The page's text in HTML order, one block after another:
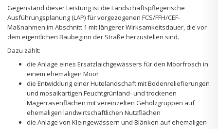
Gegenstand dieser Leistung ist die Landschaftspflegerische
Ausführungsplanung (LAP) für vorgezogenen FCS/FFH/CEF-
Maßnahmen im Abschnitt 1 mit längerer Wirksamkeitsdauer, die vor
dem eigentlichen Baubeginn der Straße herzustellen sind.
Dazu zählt:
die Anlage eines Ersatzlaichgewässers für den Moorfrosch in
einem ehemaligen Moor
die Entwicklung einer Hutelandschaft mit Bodenreliefierungen
und mosaikartigen Feuchtgrünland- und trockenen
Magerrasenflächen mit vereinzelten Gehölzgruppen auf
ehemaligen landwirtschaftlichen Nutzflächen
die Anlage von Kleingewässern und Blänken auf ehemaligen